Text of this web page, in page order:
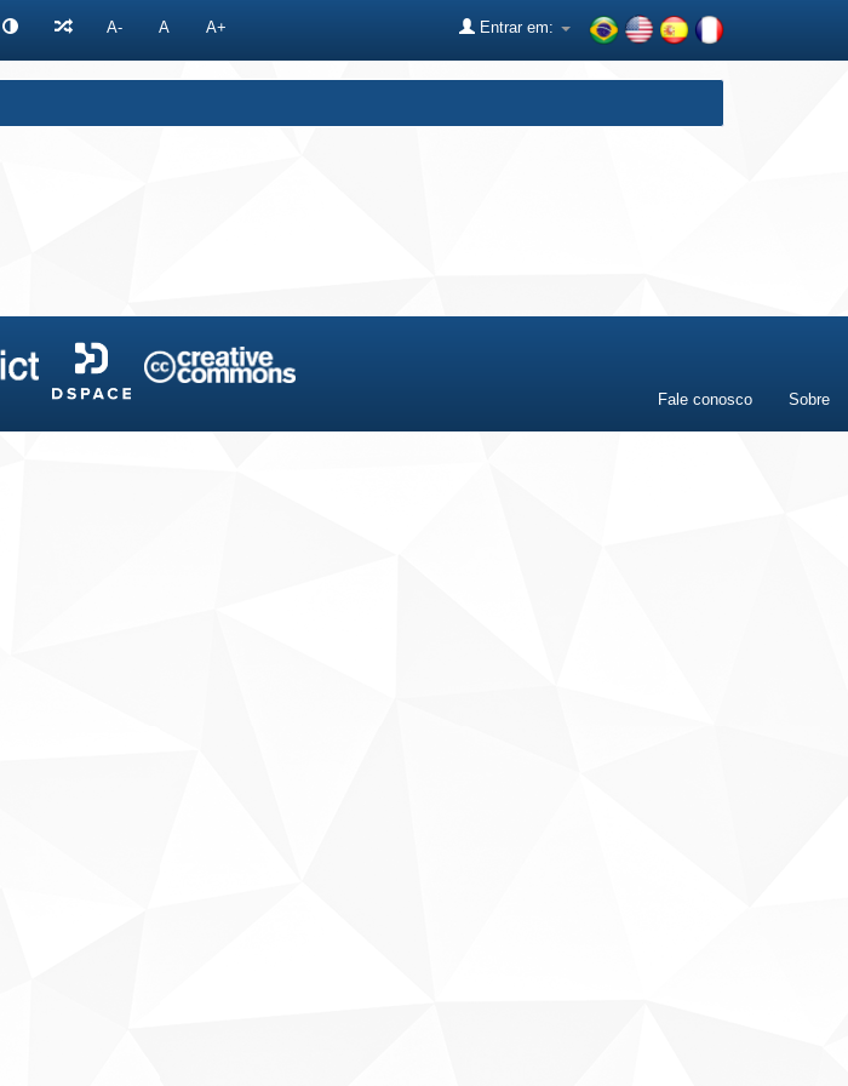
A- A A+ Entrar em:
Fale conosco Sobre